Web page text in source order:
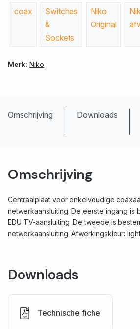
coax
Switches
&
Sockets
Niko
Original
Merk: Niko
Omschrijving Downloads
Omschrijving
Centraalplaat voor enkelvoudige
netwerkaansluiting. De eerste ingang is
EDU TV-aansluiting. De tweede is
netwerkaansluiting. Afwerkingskleur:
Downloads
Technische fiche